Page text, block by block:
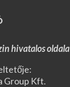
hivatalos oldala
Group Kft.